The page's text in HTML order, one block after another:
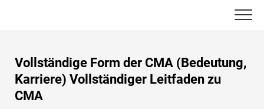
content
Buchhaltungs-Tutorials
Asset Management-Tutorials
Vollständige Form der CMA (Bedeutung,
Karriere) Vollständiger Leitfaden zu
CMA